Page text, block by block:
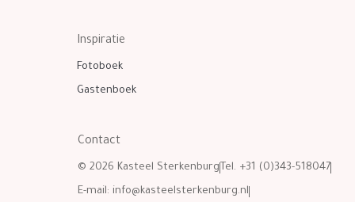
Inspiratie
Fotoboek
Gastenboek
Contact
© 2026 Kasteel Sterkenburg Tel. +31 (0)343-518047
E-mail: info@kasteelsterkenburg.nl